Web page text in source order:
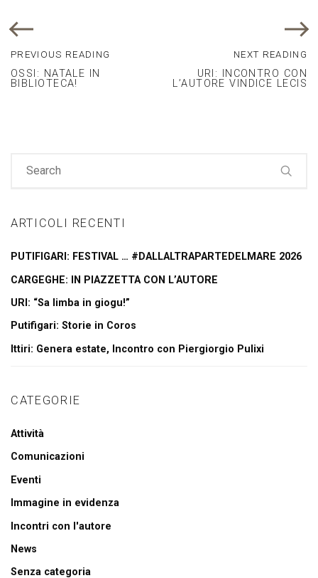
PREVIOUS READING
OSSI: NATALE IN
BIBLIOTECA!
NEXT READING
URI: INCONTRO CON
L’AUTORE VINDICE LECIS
ARTICOLI RECENTI
PUTIFIGARI: FESTIVAL … #DALLALTRAPARTEDELMARE 2026
CARGEGHE: IN PIAZZETTA CON L’AUTORE
URI: “Sa limba in giogu!”
Putifigari: Storie in Coros
Ittiri: Genera estate, Incontro con Piergiorgio Pulixi
CATEGORIE
Attività
Comunicazioni
Eventi
Immagine in evidenza
Incontri con l'autore
News
Senza categoria